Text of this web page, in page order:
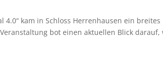
4.0“ kam in Schloss Herrenhausen ein breites
bot einen aktuellen Blick darauf,